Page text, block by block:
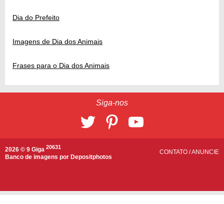
Dia do Prefeito
Imagens de Dia dos Animais
Frases para o Dia dos Animais
Siga-nos
2026 © 9 Giga 20631
Banco de imagens por Depositphotos
CONTATO /ANUNCIE